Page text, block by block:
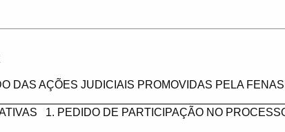
DAS AÇÕES JUDICIAIS PROMOVIDAS PELA
1. PEDIDO DE PARTICIPAÇÃO NO